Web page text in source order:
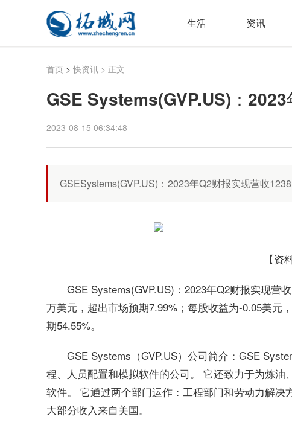
生活 资讯
首页 >快资讯 > 正文
GSE Systems(GVP.US)：
2023-08-15 06:34:48
GSESystems(GVP.US)：2023年Q2财报实现营收
【资
GSE Systems(GVP.US)：2023年Q2财报实现营
万美元，超出市场预期7.99%；每股收益为-0.05美元
期54.55%。
GSE Systems（GVP.US）公司简介：GSE
程、人员配置和模拟软件的公司。 它还致力于为炼
软件。 它通过两个部门运作：工程部门和劳动力解
大部分收入来自美国。